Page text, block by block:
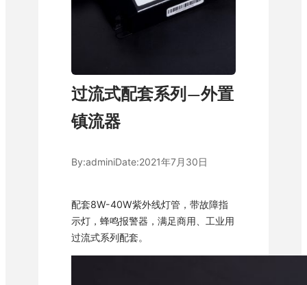
过流式配套系列—外置
镇流器
By:adminiDate:2021年7月30日
配套8W-40W紫外线灯管，带故障指
示灯，蜂鸣报警器，满足商用、工业用
过流式系列配套。